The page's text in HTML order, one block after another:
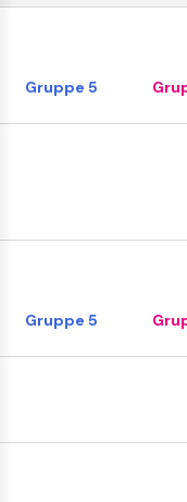
Gruppe 5
Gruppe 5